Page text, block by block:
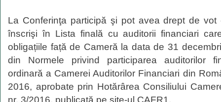
La Conferinţa participă şi pot avea drept de vot
înscrişi în Lista finală cu auditorii financiari
obligațiile față de Cameră la data de 31
din Normele privind participarea auditorilor
ordinară a Camerei Auditorilor Financiari din
2016, aprobate prin Hotărârea Consiliului
nr. 3/2016, publicată pe site-ul CAFR1.